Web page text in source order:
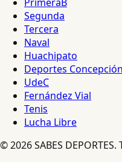
Segunda
Tercera
Naval
Huachipato
Deportes Concepción
UdeC
Fernández Vial
Tenis
Lucha Libre
© 2026 SABES